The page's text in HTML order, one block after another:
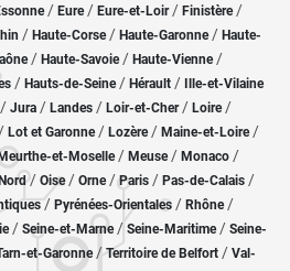
/ Eure/ Eure-et-Loir / Finistère/
/ Haute-Corse/ Haute-Garonne/ Haute-
/ Haute-Savoie/ Haute-Vienne/
/ Hauts-de-Seine/ Hérault / Ille-et-Vilaine
Jura / Landes / Loir-et-Cher/ Loire/
Lot et Garonne/ Lozère / Maine-et-Loire/
Meurthe-et-Moselle/ Meuse/ Monaco /
Nord/ Oise / Orne/Paris / Pas-de-Calais /
/ Pyrénées-Orientales / Rhône/
/ Seine-et-Marne/ Seine-Maritime/ Seine-
et-Garonne/Territoire de Belfort / Val-